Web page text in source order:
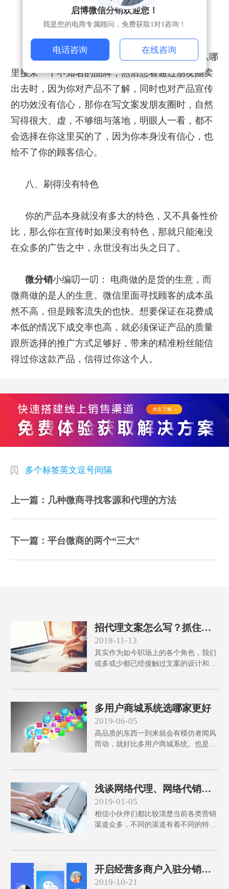
七、你对产品没有信心
销售产品实际就是在销售自己，当你不知道从哪
里接来一个不知名的品牌，然后想着通过朋友圈卖
出去时，因为你对产品不了解，同时也对产品宣传
的功效没有信心，那你在写文案发朋友圈时，自然
写得很大、虚，不够细与落地，明眼人一看，都不
会选择在你这里买的了，因为你本身没有信心，也
给不了你的顾客信心。
八、刷得没有特色
你的产品本身就没有多大的特色，又不具备性价
比，那么你在宣传时如果没有特色，那就只能淹没
在众多的广告之中，永世没有出头之日了。
微分销小编叨一叨：
电商做的是货的生意，而
微商做的是人的生意。微信里面寻找顾客的成本虽
然不高，但是顾客流失的也快。想要保证在花费成
本低的情况下成交率也高，就必须保证产品的质量
跟所选择的推广方式足够好，带来的精准粉丝能信
得过你这款产品，信得过你这个人。
多个标签英文逗号间隔
上一篇：几种微商寻找客源和代理的方法
下一篇：平台微商的两个“三大”
招代理文案怎么写？抓住这
几点让你的项目瞬间变热点!
2018-11-13
其实作为如今职场上的各个角色，我们
或多或少都已经接触过文案的设计和撰
多用户商城系统选哪家更好
2019-06-05
高品质的东西一到来就会有模仿者闻风
而动，就好比多用户商城系统。也是因
浅谈网络代理、网络代销和
批发的区别
2019-01-05
相信小伙伴们都比较清楚当前各类营销
渠道众多，不同的渠道有着不同的特
开启经营多商户入驻分销商
城系统需要设计哪些功能?
2019-10-21
启博微信分销欢迎您！
我是您的电商专属顾问，免费获取1对1咨询！
电话咨询 在线咨询